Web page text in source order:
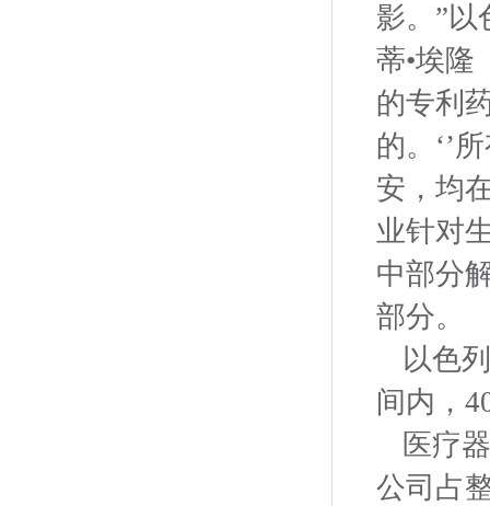
影。”以
蒂•埃隆
的专利
的。‘’
安，均
业针对
中部分
部分。
以色
间内，
医疗
公司占